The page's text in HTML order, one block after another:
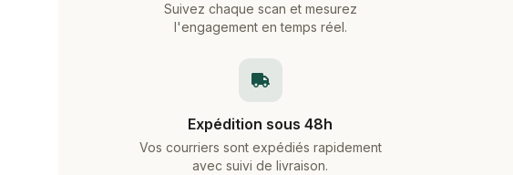
Suivez chaque scan et mesurez
l'engagement en temps réel.
Expédition sous 48h
Vos courriers sont expédiés rapidement
avec suivi de livraison.